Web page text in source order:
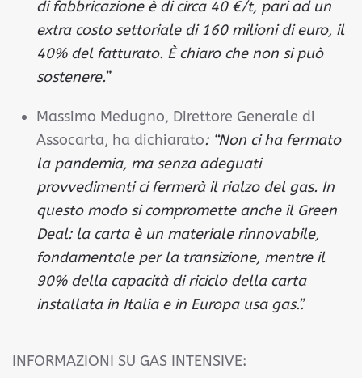
di fabbricazione è di circa 40 €/t, pari ad un
extra costo settoriale di 160 milioni di euro, il
40% del fatturato. È chiaro che non si può
sostenere.”
Massimo Medugno, Direttore Generale di
Assocarta, ha dichiarato: “Non ci ha fermato
la pandemia, ma senza adeguati
provvedimenti ci fermerà il rialzo del gas. In
questo modo si compromette anche il Green
Deal: la carta è un materiale rinnovabile,
fondamentale per la transizione, mentre il
90% della capacità di riciclo della carta
installata in Italia e in Europa usa gas.”.
INFORMAZIONI SU GAS INTENSIVE: